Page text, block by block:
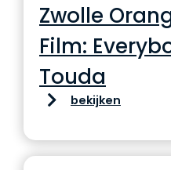
Zwolle
Film:
Touda
bekijken